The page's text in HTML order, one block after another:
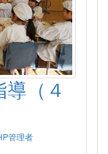
（４
管理者